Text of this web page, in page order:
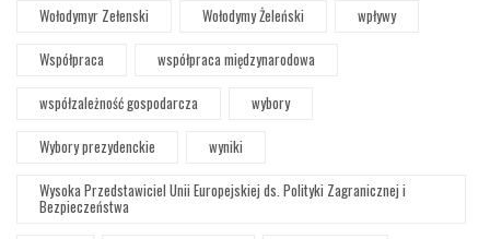
Wołodymyr Zełenski
Wołodymy Żeleński
wpływy
Współpraca
współpraca międzynarodowa
współzależność gospodarcza
wybory
Wybory prezydenckie
wyniki
Wysoka Przedstawiciel Unii Europejskiej ds. Polityki Zagranicznej i
Bezpieczeństwa